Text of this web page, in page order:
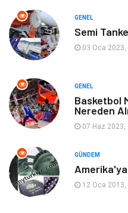
Finans & Ekonomi
Bilgisayar & Yazılım
Bebek Giyim
Blogroll
Markalar
Restaurant
GENEL
Semi
03 Oca 2023,
GENEL
Basketbol
Nereden
07 Haz 2023,
GÜNDEM
12 Oca 2013,